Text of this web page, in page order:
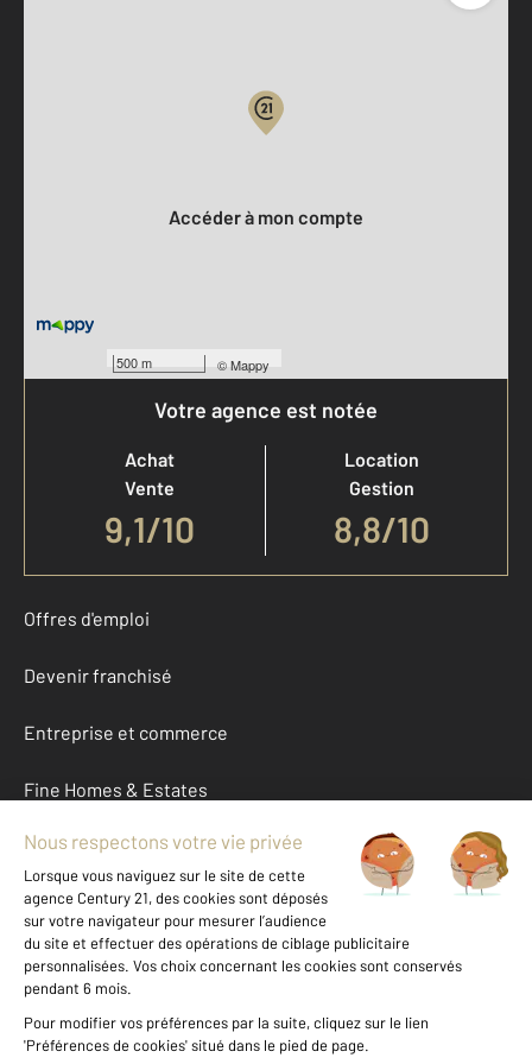
500 m ©Mappy
Accéder à mon compte
Votre agence est notée
Achat
Vente
9,1/10
Location
Gestion
8,8/10
Offres d'emploi
Devenir franchisé
Entreprise et commerce
Fine Homes & Estates
À propos
International
Nous contacter